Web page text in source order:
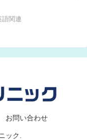
語関連
お問い合わせ
ック.